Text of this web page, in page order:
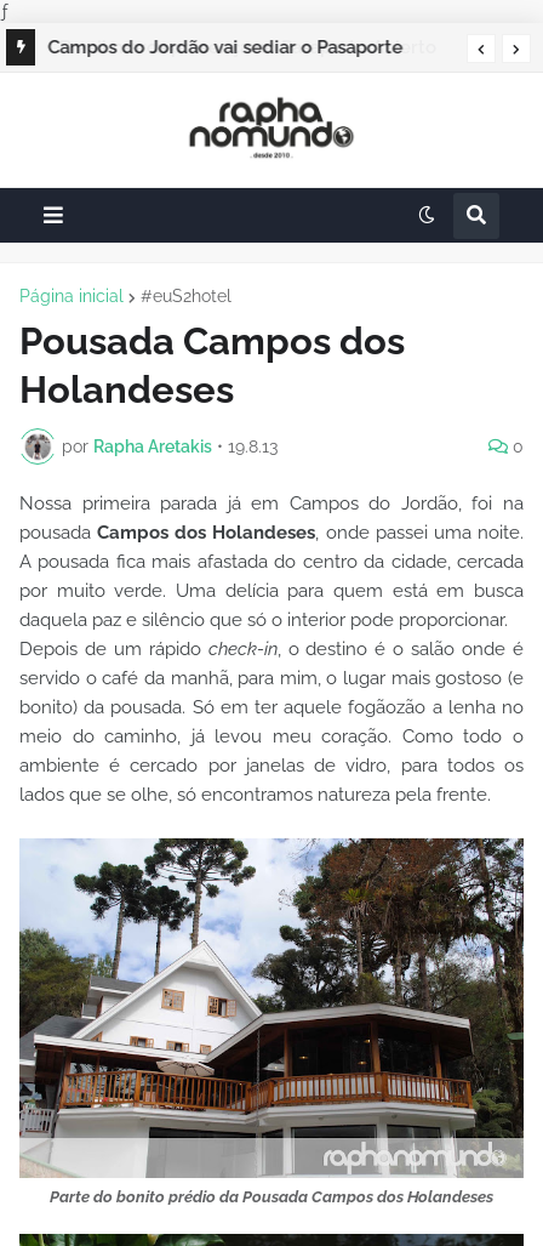
ƒ
Campos do Jordão vai sediar o Pasaporte
Página inicial #euS2hotel
Pousada Campos dos
Holandeses
por Rapha Aretakis • 19.8.13 0
Nossa primeira parada já em Campos do Jordão, foi na
pousadaCampos dos Holandeses, onde passei uma noite.
A pousada fica mais afastada do centro da cidade, cercada
por muito verde. Uma delícia para quem está em busca
daquela paz e silêncio que só o interior pode proporcionar.
Depois de um rápido check-in, o destino é o salão onde é
servido o café da manhã, para mim, o lugar mais gostoso (e
bonito) da pousada. Só em ter aquele fogãozão a lenha no
meio do caminho, já levou meu coração. Como todo o
ambiente é cercado por janelas de vidro, para todos os
lados que se olhe, só encontramos natureza pela frente.
Parte do bonito prédio da Pousada Campos dos Holandeses